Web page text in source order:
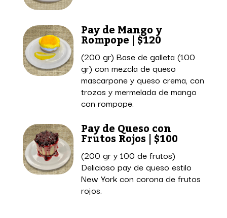
Pay de Mango y
Rompope | $120
(200 gr) Base de galleta (100
gr) con mezcla de queso
mascarpone y queso crema, con
trozos y mermelada de mango
con rompope.
Pay de Queso con
Frutos Rojos | $100
(200 gr y 100 de frutos)
Delicioso pay de queso estilo
New York con corona de frutos
rojos.